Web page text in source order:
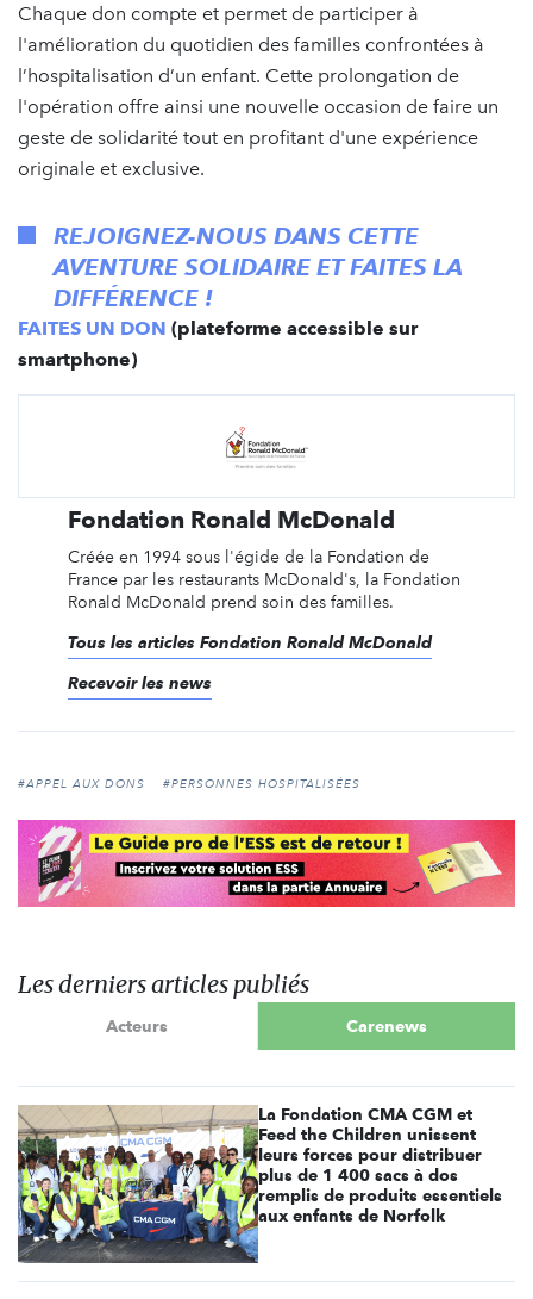
Chaque don compte et permet de participer à
l'amélioration du quotidien des familles confrontées à
l’hospitalisation d’un enfant. Cette prolongation de
l'opération offre ainsi une nouvelle occasion de faire un
geste de solidarité tout en profitant d'une expérience
originale et exclusive.
REJOIGNEZ-NOUS DANS CETTE
AVENTURE SOLIDAIRE ET FAITES LA
DIFFÉRENCE !
FAITES UN DON (plateforme accessible sur
smartphone)
Fondation Ronald McDonald
Créée en 1994 sous l'égide de la Fondation de
France par les restaurants McDonald's, la Fondation
Ronald McDonald prend soin des familles.
Tous les articles Fondation Ronald McDonald
Recevoir les news
#APPEL AUX DONS #PERSONNES HOSPITALISÉES
Les derniers articles publiés
Acteurs Carenews
La Fondation CMA CGM et
Feed the Children unissent
leurs forces pour distribuer
plus de 1 400 sacs à dos
remplis de produits essentiels
aux enfants de Norfolk